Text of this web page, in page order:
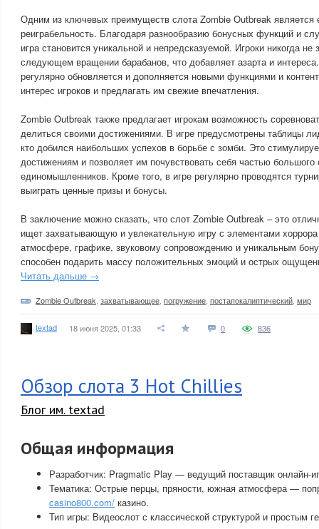
Одним из ключевых преимуществ слота Zombie Outbreak является
реиграбельность. Благодаря разнообразию бонусных функций и
игра становится уникальной и непредсказуемой. Игроки никогда
следующем вращении барабанов, что добавляет азарта и
регулярно обновляется и дополняется новыми функциями и
интерес игроков и предлагать им свежие впечатления.
Zombie Outbreak также предлагает игрокам возможность
делиться своими достижениями. В игре предусмотрены таблицы
кто добился наибольших успехов в борьбе с зомби. Это
достижениям и позволяет им почувствовать себя частью
единомышленников. Кроме того, в игре регулярно проводятся
выиграть ценные призы и бонусы.
В заключение можно сказать, что слот Zombie Outbreak – это
ищет захватывающую и увлекательную игру с элементами
атмосфере, графике, звуковому сопровождению и уникальным
способен подарить массу положительных эмоций и острых
Читать дальше →
Zombie Outbreak захватывающее погружение постапокалиптический мир
textad 18 июня 2025, 01:33 0 836
Обзор слота 3 Hot Chillies
Блог им. textad
Общая информация
Разработчик: Pragmatic Play — ведущий поставщик онлайн-
Тематика: Острые перцы, пряности, южная атмосфера —
casino800.com/ казино.
Тип игры: Видеослот с классической структурой и простым